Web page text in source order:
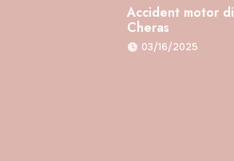
Accident motor
Cheras
03/16/2025